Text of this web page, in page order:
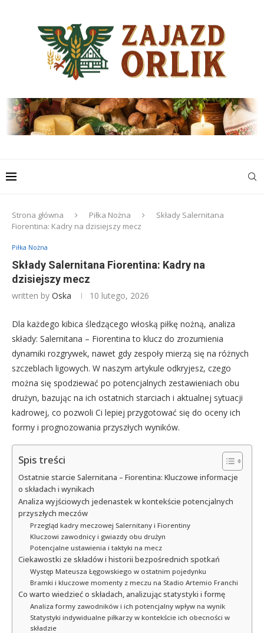
Strona główna Piłka Nożna
Składy Salernitana
Fiorentina: Kadry na dzisiejszy mecz
Piłka Nożna
Składy Salernitana Fiorentina: Kadry na
dzisiejszy mecz
written by Oska 10 lutego, 2026
Dla każdego kibica śledzącego włoską piłkę nożną, analiza
składy: Salernitana – Fiorentina to klucz do zrozumienia
dynamiki rozgrywek, nawet gdy zespoły mierzą się na różnych
szczeblach ligowych. W naszym artykule odkryjesz, czego
można się spodziewać po potencjalnych zestawieniach obu
drużyn, bazując na ich ostatnich starciach i aktualnej sytuacji
kadrowej, co pozwoli Ci lepiej przygotować się do oceny ich
formy i prognozowania przyszłych wyników.
Spis treści
Ostatnie starcie Salernitana – Fiorentina: Kluczowe informacje
o składach i wynikach
Analiza wyjściowych jedenastek w kontekście potencjalnych
przyszłych meczów
Przegląd kadry meczowej Salernitany i Fiorentiny
Kluczowi zawodnicy i gwiazdy obu drużyn
Potencjalne ustawienia i taktyki na mecz
Ciekawostki ze składów i historii bezpośrednich spotkań
Występ Mateusza Łęgowskiego w ostatnim pojedynku
Bramki i kluczowe momenty z meczu na Stadio Artemio Franchi
Co warto wiedzieć o składach, analizując statystyki i formę
Analiza formy zawodników i ich potencjalny wpływ na wynik
Statystyki indywidualne piłkarzy w kontekście ich obecności w
składzie